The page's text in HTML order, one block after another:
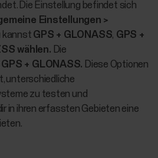
Die Einstellung befindet sich
Einstellungen >
kannst GPS + GLONASS, GPS +
wählen. Die
GPS + GLONASS. Diese Optionen
unterschiedliche
zu testen und
in ihren erfassten Gebieten eine